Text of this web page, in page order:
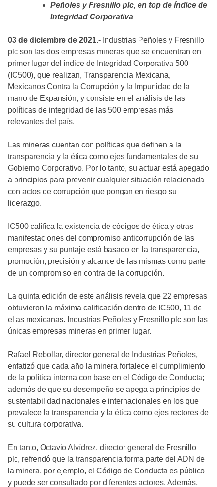
Peñoles y Fresnillo plc, en top de índice de
Integridad Corporativa
03 de diciembre de 2021.- Industrias Peñoles y Fresnillo
plc son las dos empresas mineras que se encuentran en
primer lugar del índice de Integridad Corporativa 500
(IC500), que realizan, Transparencia Mexicana,
Mexicanos Contra la Corrupción y la Impunidad de la
mano de Expansión, y consiste en el análisis de las
políticas de integridad de las 500 empresas más
relevantes del país.
Las mineras cuentan con políticas que definen a la
transparencia y la ética como ejes fundamentales de su
Gobierno Corporativo. Por lo tanto, su actuar está apegado
a principios para prevenir cualquier situación relacionada
con actos de corrupción que pongan en riesgo su
liderazgo.
IC500 califica la existencia de códigos de ética y otras
manifestaciones del compromiso anticorrupción de las
empresas y su puntaje está basado en la transparencia,
promoción, precisión y alcance de las mismas como parte
de un compromiso en contra de la corrupción.
La quinta edición de este análisis revela que 22 empresas
obtuvieron la máxima calificación dentro de IC500, 11 de
ellas mexicanas. Industrias Peñoles y Fresnillo plc son las
únicas empresas mineras en primer lugar.
Rafael Rebollar, director general de Industrias Peñoles,
enfatizó que cada año la minera fortalece el cumplimiento
de la política interna con base en el Código de Conducta;
además de que su desempeño se apega a principios de
sustentabilidad nacionales e internacionales en los que
prevalece la transparencia y la ética como ejes rectores de
su cultura corporativa.
En tanto, Octavio Alvídrez, director general de Fresnillo
plc, refrendó que la transparencia forma parte del ADN de
la minera, por ejemplo, el Código de Conducta es público
y puede ser consultado por diferentes actores. Además,